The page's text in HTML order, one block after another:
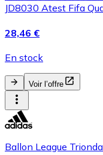
JD8030 Atest Fifa
28,46 €
En stock
Voir l’offre
Ballon League